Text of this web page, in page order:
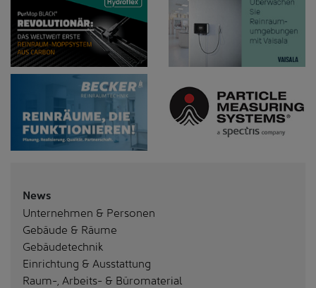
News
Unternehmen & Personen
Gebäude & Räume
Gebäudetechnik
Einrichtung & Ausstattung
Raum-, Arbeits- & Büromaterial